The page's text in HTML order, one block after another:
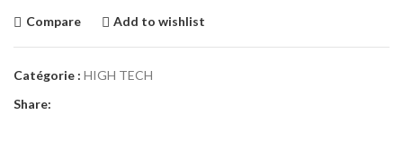
Compare Add to wishlist
Catégorie : HIGH TECH
Share: